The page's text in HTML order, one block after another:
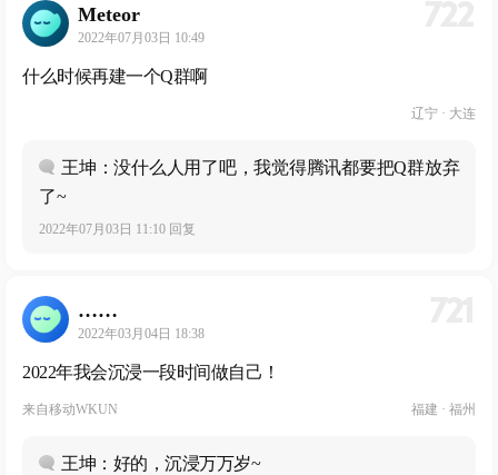
Meteor
2022年07月03日 10:49
什么时候再建一个Q群啊
辽宁 · 大连
王坤：没什么人用了吧，我觉得腾讯都要把Q群放弃
了~
2022年07月03日 11:10 回复
……
2022年03月04日 18:38
2022年我会沉浸一段时间做自己！
来自移动WKUN 福建 · 福州
王坤：好的，沉浸万万岁~